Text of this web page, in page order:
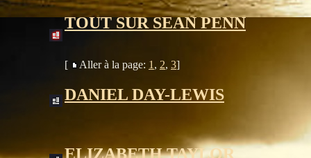
TOUT SUR SEAN PENN
[ Aller à la page: 1 , 2, 3]
DANIEL DAY-LEWIS
ELIZABETH TAYLOR